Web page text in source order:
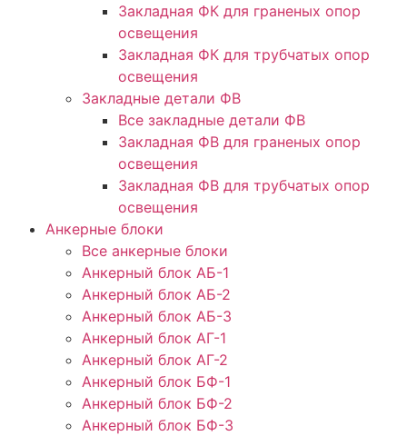
Закладная ФК для граненых опор
освещения
Закладная ФК для трубчатых опор
освещения
Закладные детали ФВ
Все закладные детали ФВ
Закладная ФВ для граненых опор
освещения
Закладная ФВ для трубчатых опор
освещения
Анкерные блоки
Все анкерные блоки
Анкерный блок АБ-1
Анкерный блок АБ-2
Анкерный блок АБ-3
Анкерный блок АГ-1
Анкерный блок АГ-2
Анкерный блок БФ-1
Анкерный блок БФ-2
Анкерный блок БФ-3